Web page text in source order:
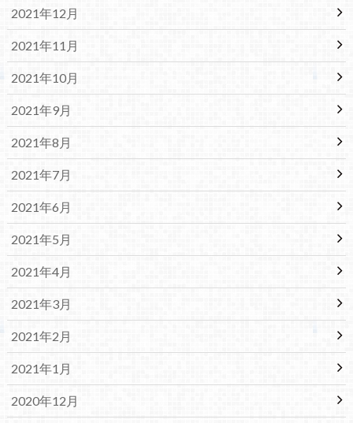
2021年12月
2021年11月
2021年10月
2021年9月
2021年8月
2021年7月
2021年6月
2021年5月
2021年4月
2021年3月
2021年2月
2021年1月
2020年12月